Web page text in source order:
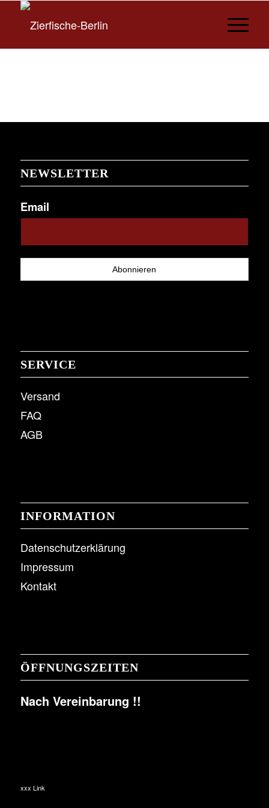
NEWSLETTER
Email
SERVICE
Versand
FAQ
AGB
INFORMATION
Datenschutzerklärung
Impressum
Kontakt
ÖFFNUNGSZEITEN
Nach Vereinbarung !!
xxx Link